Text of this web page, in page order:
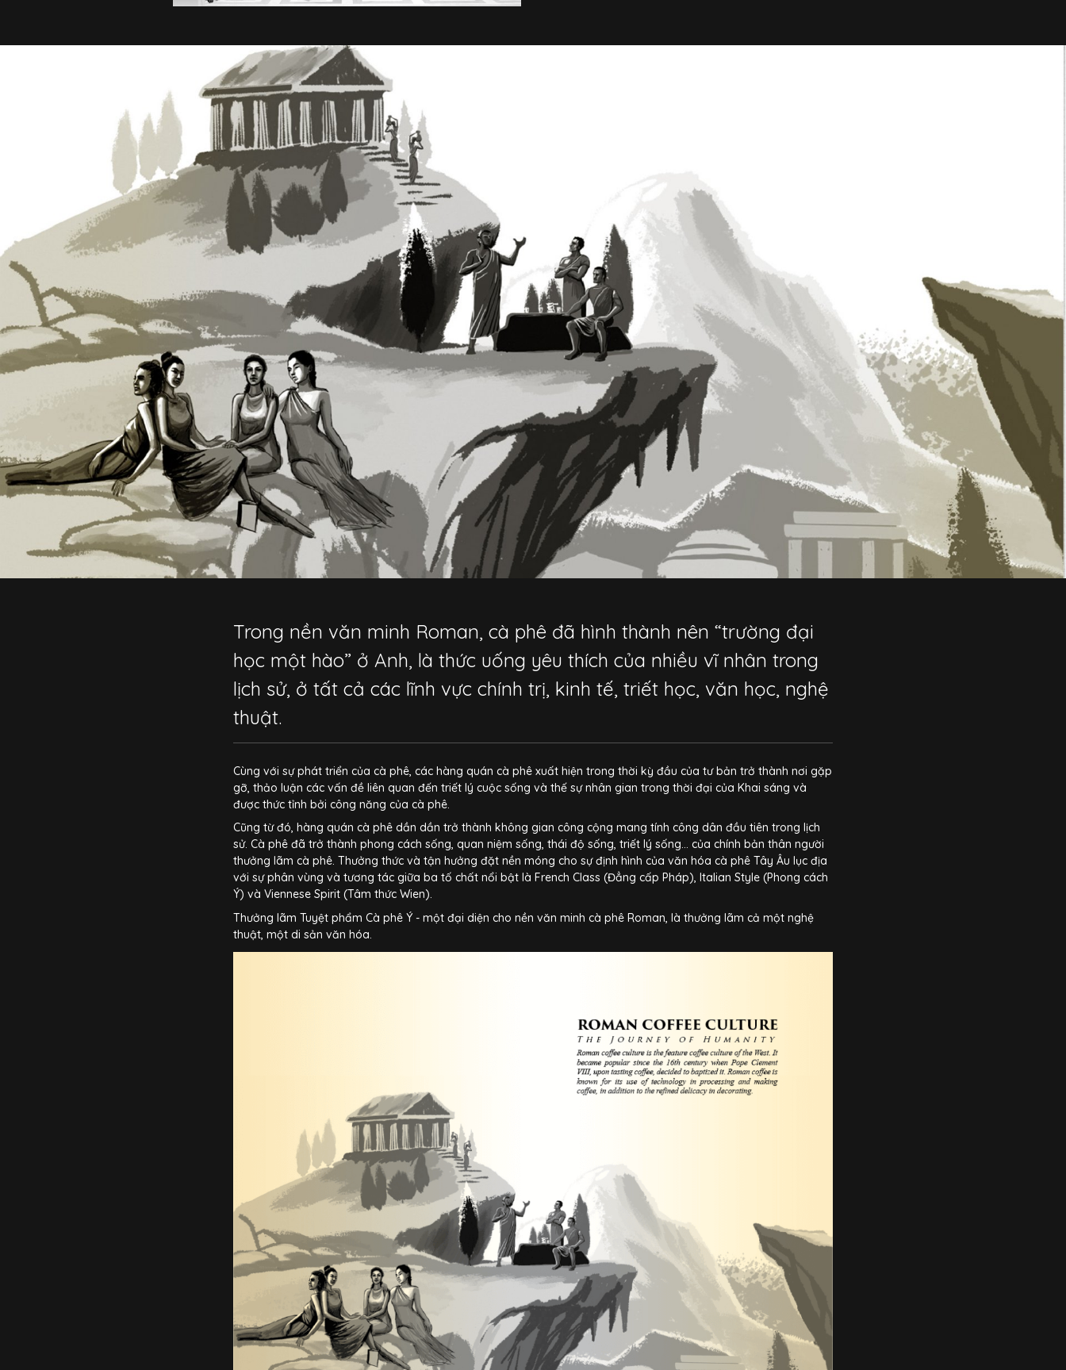
Trong nền văn minh Roman, cà phê đã hình thành nên “trường đại
học một hào” ở Anh, là thức uống yêu thích của nhiều vĩ nhân trong
lịch sử, ở tất cả các lĩnh vực chính trị, kinh tế, triết học, văn học, nghệ
thuật.
Cùng với sự phát triển của cà phê, các hàng quán cà phê xuất hiện trong thời kỳ đầu của tư bản trở thành nơi gặp
gỡ, thảo luận các vấn đề liên quan đến triết lý cuộc sống và thế sự nhân gian trong thời đại của Khai sáng và
được thức tỉnh bởi công năng của cà phê.
Cũng từ đó, hàng quán cà phê dần dần trở thành không gian công cộng mang tính công dân đầu tiên trong lịch
sử. Cà phê đã trở thành phong cách sống, quan niệm sống, thái độ sống, triết lý sống… của chính bản thân người
thưởng lãm cà phê. Thưởng thức và tận hưởng đặt nền móng cho sự định hình của văn hóa cà phê Tây Âu lục địa
với sự phân vùng và tương tác giữa ba tố chất nổi bật là French Class (Đẳng cấp Pháp), Italian Style (Phong cách
Ý) và Viennese Spirit (Tâm thức Wien).
Thưởng lãm Tuyệt phẩm Cà phê Ý - một đại diện cho nền văn minh cà phê Roman, là thưởng lãm cả một nghệ
thuật, một di sản văn hóa.